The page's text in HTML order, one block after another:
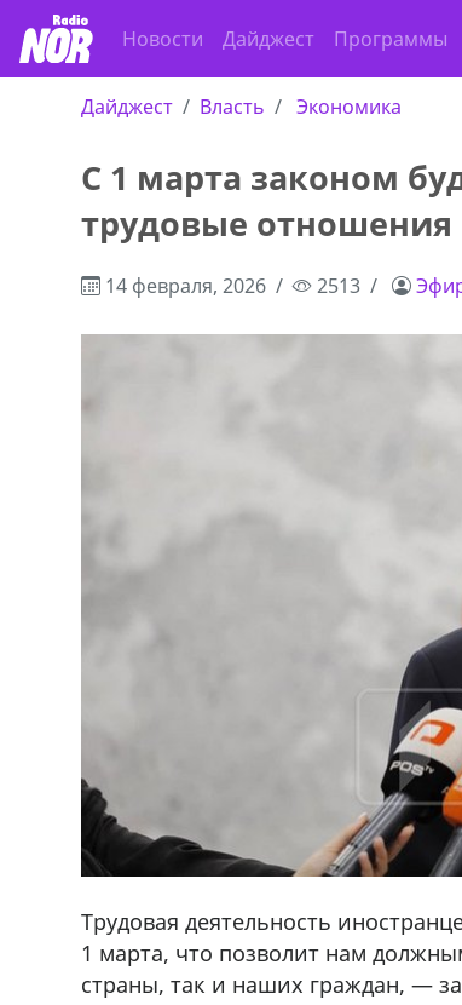
Новости Дайджест Программы
Дайджест Власть Экономика
С 1 марта законом
трудовые отношения
14 февраля, 2026 2513
Трудовая деятельность
1 марта, что позволит нам
страны, так и наших граждан, —